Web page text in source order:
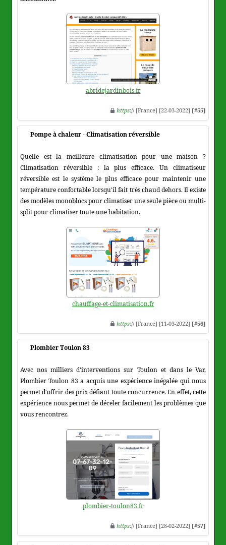
abridejardinbois.fr
https:// [France] [22-03-2022] [#55]
Pompe à chaleur - Climatisation réversible
Quelle est la meilleure climatisation pour une maison ?
Climatisation réversible : la plus efficace. Un climatiseur
réversible est le système le plus efficace pour maintenir une
température confortable lorsqu'il fait très chaud dehors. Il existe
des modèles monoblocs pour climatiser une seule pièce ou multi-
split pour climatiser toute une habitation.
chauffage-et-climatisation.fr
https:// [France] [11-03-2022] [#56]
Plombier Toulon 83
Avec nos milliers d'interventions sur Toulon et dans le Var,
Plombier Toulon 83 a acquis une expérience inégalée qui nous
permet d'offrir des prix défiant toute concurrence. En effet, cette
expérience nous permet de déceler facilement les problèmes que
vous rencontrez.
plombier-toulon83.fr
https:// [France] [28-02-2022] [#57]